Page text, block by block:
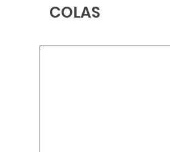
COLAS